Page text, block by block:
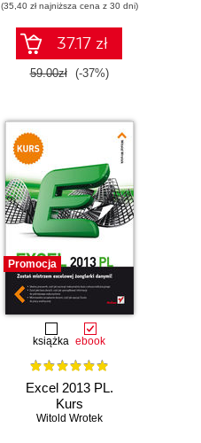
(35,40 zł najniższa cena z 30 dni)
37.17 zł
59.00zł (-37%)
Promocja
książka ebook
Excel 2013 PL.
Kurs
Witold Wrotek